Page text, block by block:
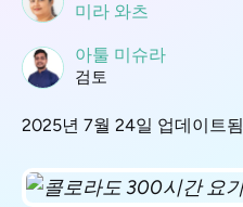
미라 와츠
아툴 미슈라
검토
2025년 7월 24일 업데이트됨